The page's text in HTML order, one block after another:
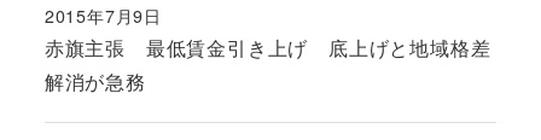
赤旗主張 最低賃金引き上げ 底上げと地域格差
解消が急務
投稿日
2015年7月9日